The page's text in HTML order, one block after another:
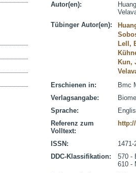
Autor(en):
Tübinger Autor(en):
Lell,
Kun,
Erschienen in:
Bmc
Verlagsangabe:
Sprache:
Referenz zum
Volltext:
ISSN:
1471-
DDC-Klassifikation:
570 -
610 -